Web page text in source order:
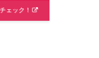
ェック！